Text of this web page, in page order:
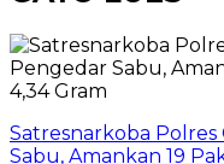
Satresnarkoba
Sabu, Amankan 19